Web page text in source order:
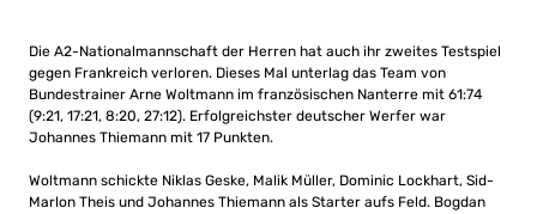
Die A2-Nationalmannschaft der Herren hat auch ihr zweites Testspiel
gegen Frankreich verloren. Dieses Mal unterlag das Team von
Bundestrainer Arne Woltmann im französischen Nanterre mit 61:74
(9:21, 17:21, 8:20, 27:12). Erfolgreichster deutscher Werfer war
Johannes Thiemann mit 17 Punkten.
Woltmann schickte Niklas Geske, Malik Müller, Dominic Lockhart, Sid-
Marlon Theis und Johannes Thiemann als Starter aufs Feld. Bogdan